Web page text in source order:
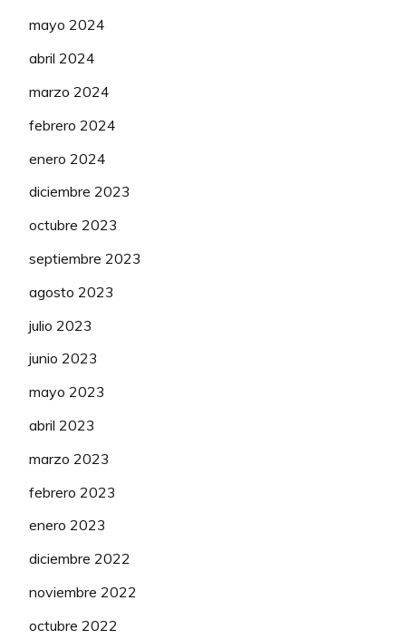
mayo 2024
abril 2024
marzo 2024
febrero 2024
enero 2024
diciembre 2023
octubre 2023
septiembre 2023
agosto 2023
julio 2023
junio 2023
mayo 2023
abril 2023
marzo 2023
febrero 2023
enero 2023
diciembre 2022
noviembre 2022
octubre 2022